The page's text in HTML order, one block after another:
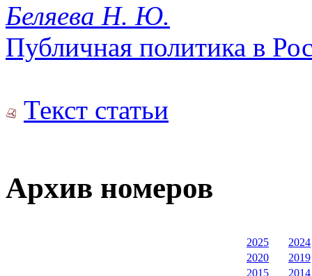
Беляева Н. Ю.
Публичная политика в
Текст статьи
Архив номеров
2025
2024
2020
2019
2015
2014